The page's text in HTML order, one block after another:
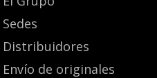
Sedes
Distribuidores
Envío de originales